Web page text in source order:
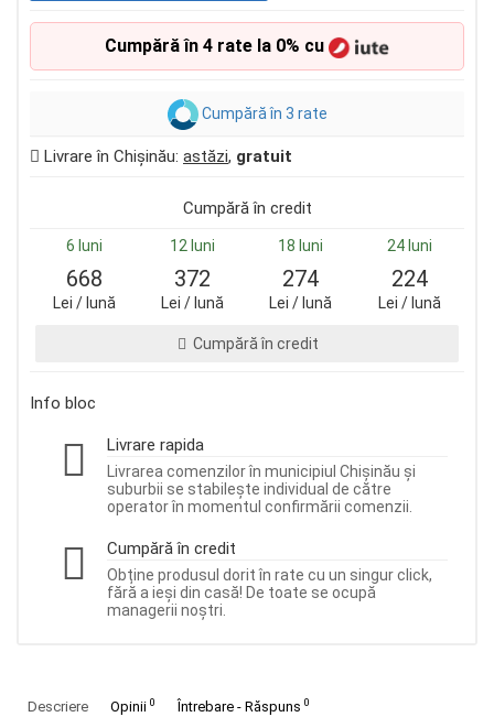
Cumpără în 4 rate la 0% cu
Cumpără în 3 rate
Livrare în Chișinău: astăzi, gratuit
Cumpără în credit
6 luni 12 luni 18 luni 24 luni
668
Lei / lună
372
Lei / lună
274
Lei / lună
224
Lei / lună
Cumpără în credit
Info bloc
Livrare rapida
Livrarea comenzilor în municipiul Chișinău și
suburbii se stabilește individual de către
operator în momentul confirmării comenzii.
Cumpără în credit
Obține produsul dorit în rate cu un singur click,
fără a ieși din casă! De toate se ocupă
managerii noștri.
Descriere Opinii 0 Întrebare - Răspuns 0